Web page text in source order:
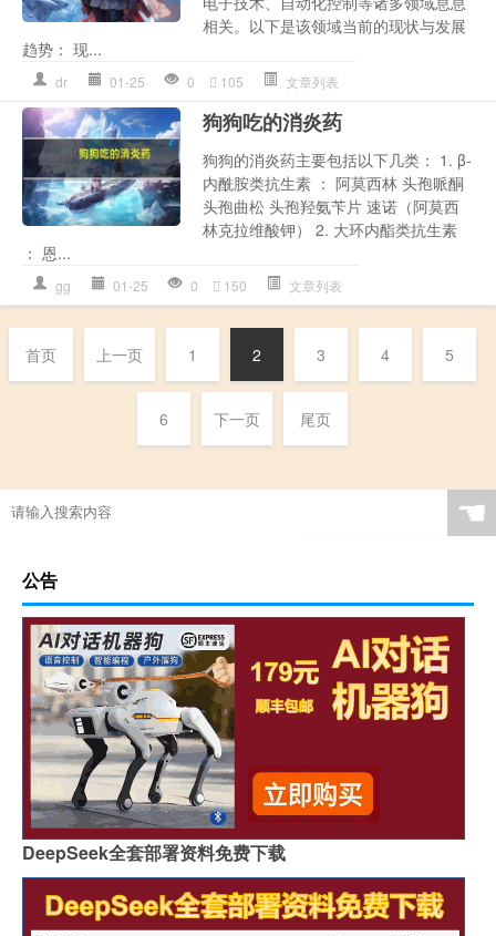
相关。以下是该领域当前的现状与发展
趋势： 现...
dr 01-25 0 105 文章列表
狗狗吃的消炎药
狗狗的消炎药主要包括以下几类： 1. β-
内酰胺类抗生素 ： 阿莫西林 头孢哌酮
头孢曲松 头孢羟氨苄片 速诺（阿莫西
林克拉维酸钾） 2. 大环内酯类抗生素
： 恩...
gg 01-25 0 150 文章列表
首页 上一页 1 2 3 4 5
6 下一页 尾页
☚
公告
DeepSeek全套部署资料免费下载